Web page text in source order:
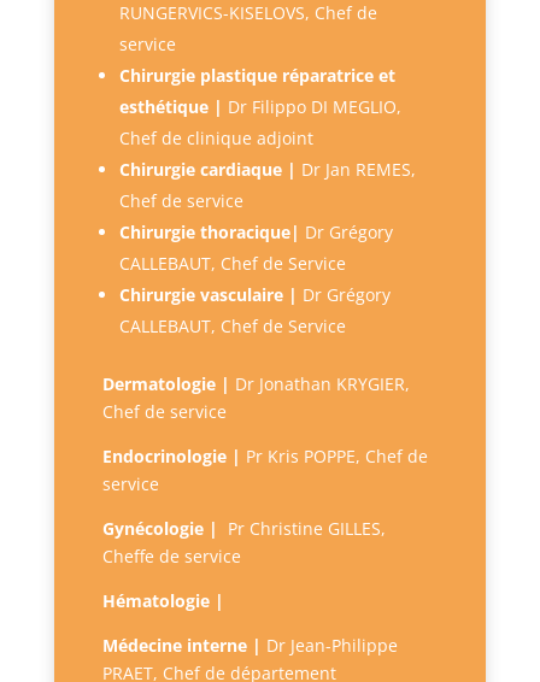
RUNGERVICS-KISELOVS, Chef de
service
Chirurgie plastique réparatrice et
esthétique | Dr Filippo DI MEGLIO,
Chef de clinique adjoint
Chirurgie cardiaque | Dr Jan REMES,
Chef de service
Chirurgie thoracique| Dr Grégory
CALLEBAUT, Chef de Service
Chirurgie vasculaire | Dr Grégory
CALLEBAUT, Chef de Service
Dermatologie | Dr Jonathan KRYGIER,
Chef de service
Endocrinologie | Pr Kris POPPE, Chef de
service
Gynécologie |
Pr Christine GILLES,
Cheffe de service
Hématologie |
Médecine interne | Dr Jean-Philippe
PRAET, Chef de département